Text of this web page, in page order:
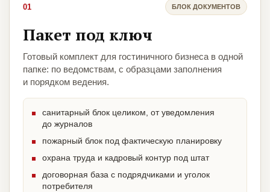
01 БЛОК ДОКУМЕНТОВ
Пакет под ключ
Готовый комплект для гостиничного бизнеса в одной
папке: по ведомствам, с образцами заполнения
и порядком ведения.
санитарный блок целиком, от уведомления
до журналов
пожарный блок под фактическую планировку
охрана труда и кадровый контур под штат
договорная база с подрядчиками и уголок
потребителя